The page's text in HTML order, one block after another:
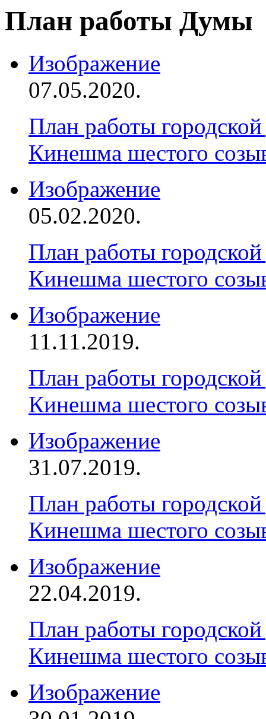
План работы Думы
Изображение
07.05.2020.
План работы
Кинешма шестого
Изображение
05.02.2020.
План работы
Кинешма шестого
Изображение
11.11.2019.
План работы
Кинешма шестого
Изображение
31.07.2019.
План работы
Кинешма шестого
Изображение
22.04.2019.
План работы
Кинешма шестого
Изображение